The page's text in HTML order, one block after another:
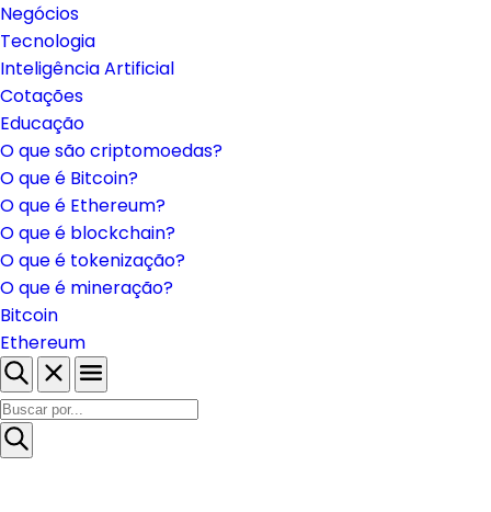
Negócios
Tecnologia
Inteligência Artificial
Cotações
Educação
O que são criptomoedas?
O que é Bitcoin?
O que é Ethereum?
O que é blockchain?
O que é tokenização?
O que é mineração?
Bitcoin
Ethereum